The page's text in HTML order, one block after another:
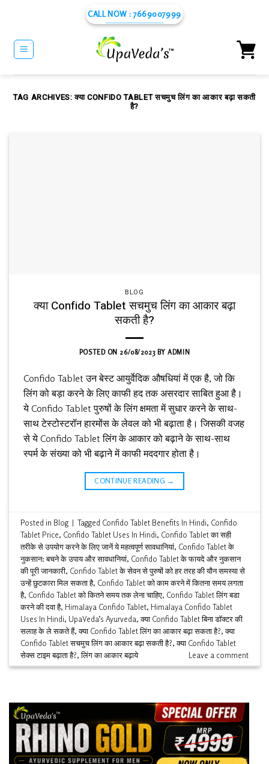
content
CALL NOW : 7669007999
TAG ARCHIVES:क्या CONFIDO TABLET सचमुच लिंग का आकार बढ़ा सकती
है?
BLOG
क्या Confido Tablet सचमुच लिंग का आकार बढ़ा
सकती है?
POSTED ON26/08/2023BYADMIN
Confido Tablet उन बेस्ट आयुर्वेदिक औषधियां में एक है, जो कि
लिंग को बड़ा करने के लिए काफी हद तक असरदार साबित हुआ है।
ये Confido Tablet पुरुषों के लिंग क्षमता में सुधार करने के साथ-
साथ टेस्टोस्टरॉन हारमोंस के लेवल को भी बढ़ाता है। जिसकी वजह
से ये Confido Tablet लिंग के आकार को बढ़ाने के साथ-साथ
स्पर्म के संख्या को भी बढ़ाने में काफी मददगार होता है।
CONTINUE READING →
Posted in Blog | Tagged Confido Tablet Benefits In Hindi, Confido
Tablet Price, Confido Tablet Uses In Hindi, Confido Tablet का सही
तरीके से उपयोग करने के लिए जानें ये महत्वपूर्ण सावधानियां, Confido Tablet के
नुकसान: बचने के उपाय और सावधानियां, Confido Tablet के फायदे और नुकसान
की पूरी जानकारी, Confido Tablet के सेवन से पुरुषों को हर तरह की यौन समस्या से
उन्हें छुटकारा मिल सकता है, Confido Tablet को काम करने में कितना समय लगता
है, Confido Tablet को कितने समय तक लेना चाहिए, Confido Tablet लिंग बडा
करने की दवा है, Himalaya Confido Tablet, Himalaya Confido Tablet
Uses In Hindi, UpaVeda’s Ayurveda,क्या Confido Tablet बिना डॉक्टर की
सलाह के ले सकते हैं,क्या Confido Tablet लिंग का आकार बढ़ा सकता है?,क्या
Confido Tablet सचमुच लिंग का आकार बढ़ा सकती है?,क्या Confido Tablet
सेक्स टाइम बढ़ाता है?,लिंग का आकार बढ़ाये Leave a comment